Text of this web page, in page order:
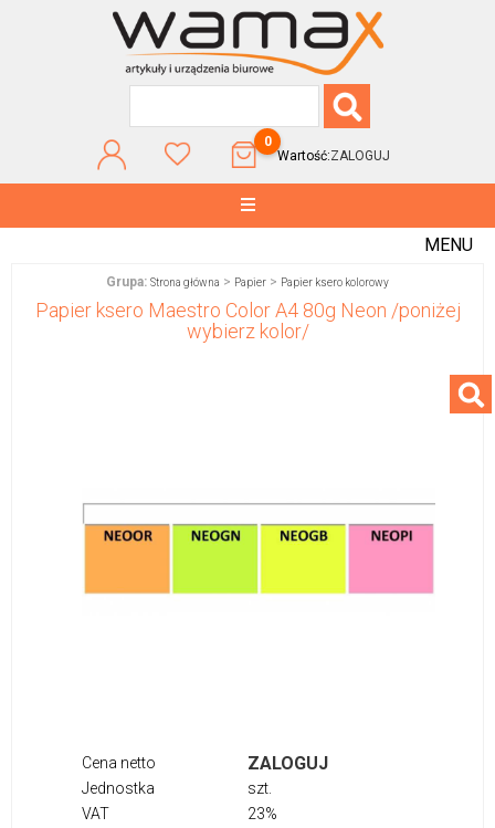
0
Wartość:ZALOGUJ
MENU
Grupa: Strona główna > Papier > Papier ksero kolorowy
Papier ksero Maestro Color A4 80g Neon /poniżej
wybierz kolor/
Cena netto ZALOGUJ
Jednostka
szt.
VAT
23%